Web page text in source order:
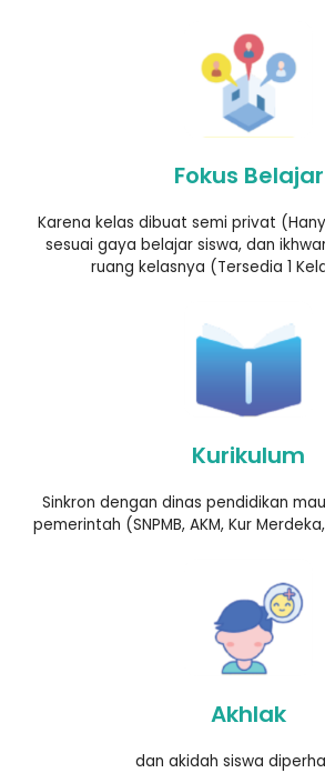
Fokus Belajar​
Karena kelas dibuat semi privat
sesuai gaya belajar siswa, dan
ruang kelasnya (Tersedia 1
Kurikulum
Sinkron dengan dinas pendidikan
pemerintah (SNPMB, AKM, Kur Merdeka,
Akhlak
dan akidah siswa